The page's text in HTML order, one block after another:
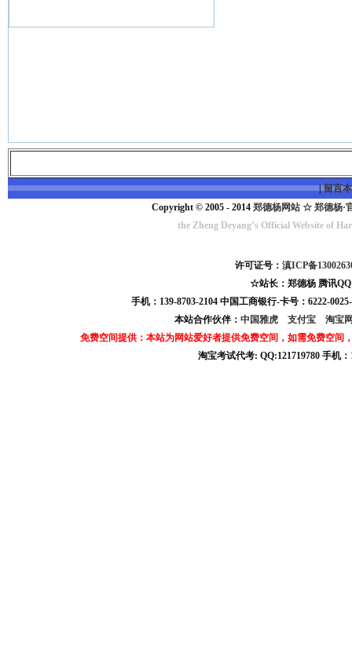
|留言
Copyright © 2005 - 2014郑德杨网站 ☆ 郑德杨·
the Zheng Deyang’s Official Website of
许可证号： 滇ICP备
☆站长：郑德杨 腾讯
手机：139-8703-2104 中国工商银行-卡号：6222-
本站合作伙伴： 中国雅虎 支付宝
淘宝
免费空间提供：本站为网站爱好者提供免费空间，如需免费空间
淘宝考试代考: QQ:121719780 手机